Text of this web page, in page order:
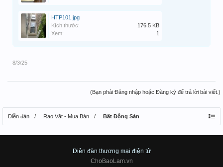
HTP101.jpg
Kích thước:
176.5 KB
Xem:
1
8/3/25
(Bạn phải Đăng nhập hoặc Đăng ký để trả lời bài viết.)
Diễn đàn Rao Vặt - Mua Bán Bất Động Sản
Diên đàn thương mại điện tử
ChoBaoLam.vn